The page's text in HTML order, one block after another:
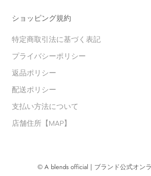
ショッピング規約
特定商取引法に基づく表記
プライバシーポリシー
返品ポリシー
配送ポリシー
支払い方法について
店舗住所【MAP】
© A blends official | ブランド公式オン